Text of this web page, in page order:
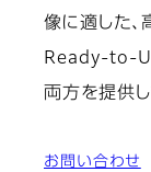
像に適した
Ready-to-
両方を提供し
お問い合わせ